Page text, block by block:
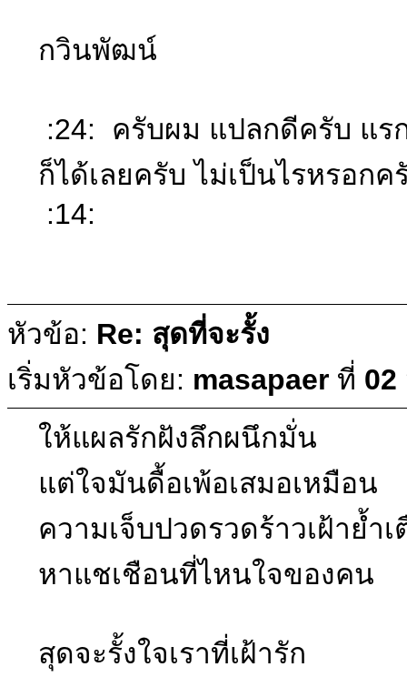
กวินพัฒน์
:24: ครับผม แปลกดีครับ แร
ก็ได้เลยครับ ไม่เป็นไรหรอก
:14:
หัวข้อ: Re: สุดที่จะรั้ง
เริ่มหัวข้อโดย: masapaer ที่ 02
ให้แผลรักฝังลึกผนึกมั่น
แต่ใจมันดื้อเพ้อเสมอเหมือน
ความเจ็บปวดรวดร้าวเฝ้าย้ำ
หาแชเชือนที่ไหนใจของคน
สุดจะรั้งใจเราที่เฝ้ารัก